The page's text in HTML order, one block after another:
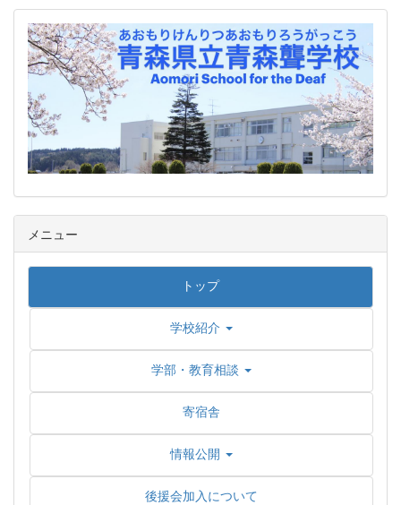
メニュー
トップ
学校紹介
学部・教育相談
寄宿舎
情報公開
後援会加入について